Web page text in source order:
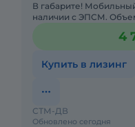
В габарите!
наличии с ЭПСМ.
4
Купить в лизинг
Обновлено сегодня
СТМ-ДВ